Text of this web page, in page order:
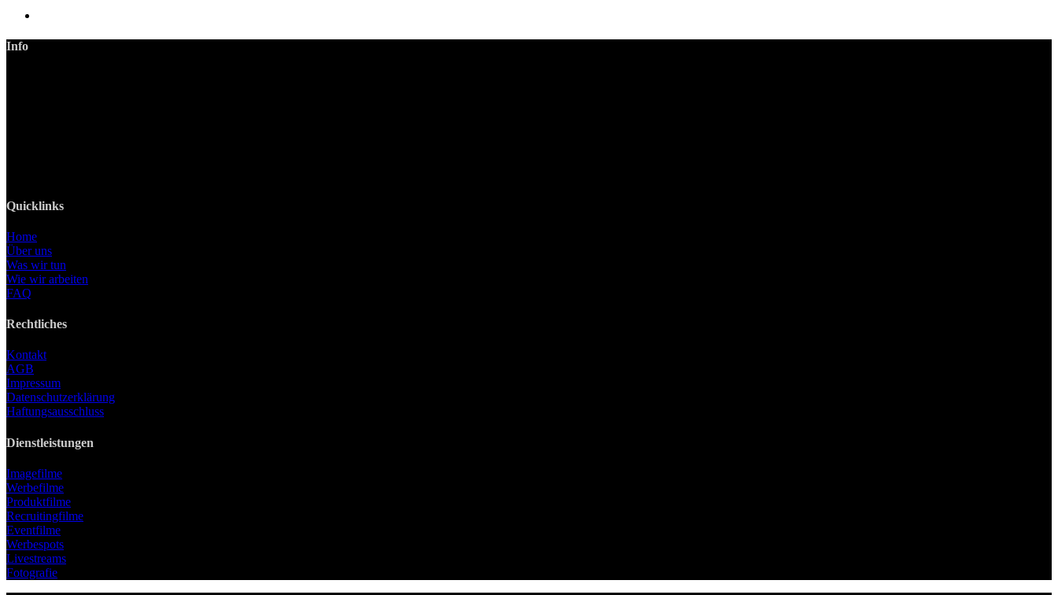
Info
Quicklinks
Home
Über uns
Was wir tun
Wie wir arbeiten
FAQ
Rechtliches
Kontakt
AGB
Impressum
Datenschutzerklärung
Haftungsausschluss
Dienstleistungen
Imagefilme
Werbefilme
Produktfilme
Recruitingfilme
Eventfilme
Werbespots
Livestreams
Fotografie